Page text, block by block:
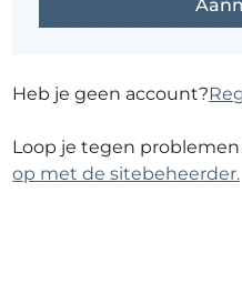
Heb je geen account?
Loop je tegen problemen
op met de sitebeheerder.